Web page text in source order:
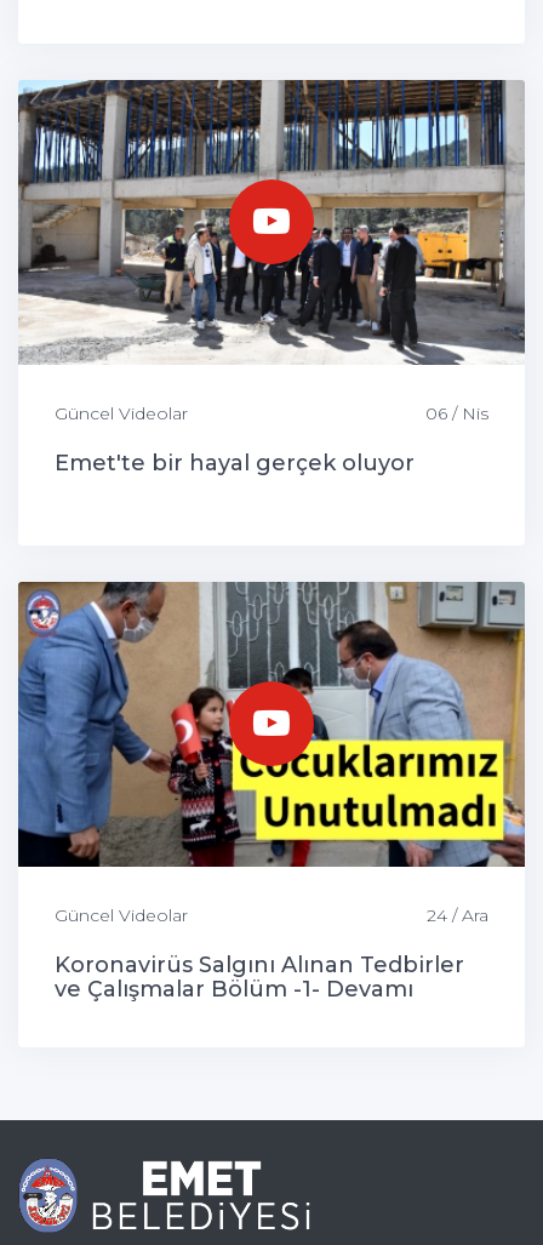
Güncel Videolar 06 / Nis
Emet'te bir hayal gerçek oluyor
Güncel Videolar 24 / Ara
Koronavirüs Salgını Alınan Tedbirler
ve Çalışmalar Bölüm -1- Devamı